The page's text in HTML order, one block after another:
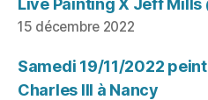
Live Painting X Jeff Mills
15 décembre 2022
Samedi 19/11/2022
Charles III à Nancy